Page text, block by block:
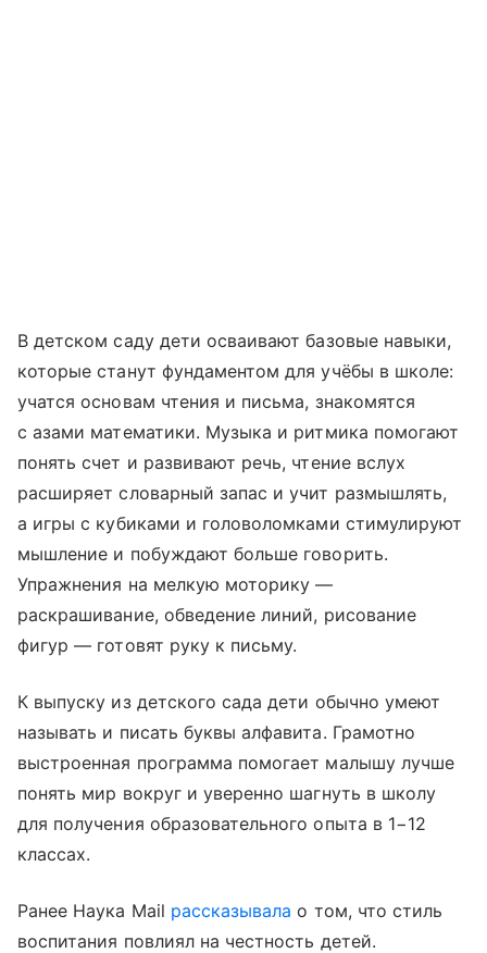
В детском саду дети осваивают базовые навыки,
которые станут фундаментом для учёбы в школе:
учатся основам чтения и письма, знакомятся
с азами математики. Музыка и ритмика помогают
понять счет и развивают речь, чтение вслух
расширяет словарный запас и учит размышлять,
а игры с кубиками и головоломками стимулируют
мышление и побуждают больше говорить.
Упражнения на мелкую моторику —
раскрашивание, обведение линий, рисование
фигур — готовят руку к письму.
К выпуску из детского сада дети обычно умеют
называть и писать буквы алфавита. Грамотно
выстроенная программа помогает малышу лучше
понять мир вокруг и уверенно шагнуть в школу
для получения образовательного опыта в 1−12
классах.
Ранее Наука Mail рассказывала о том, что стиль
воспитания повлиял на честность детей.